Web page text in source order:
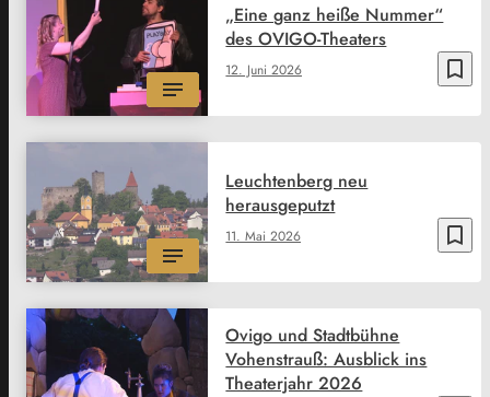
bookmark_border
12. Juni 2026
„Eine ganz heiße Nummer“
des OVIGO-Theaters
bookmark_border
11. Mai 2026
Leuchtenberg neu
herausgeputzt
Ovigo und Stadtbühne
Vohenstrauß: Ausblick ins
Theaterjahr 2026